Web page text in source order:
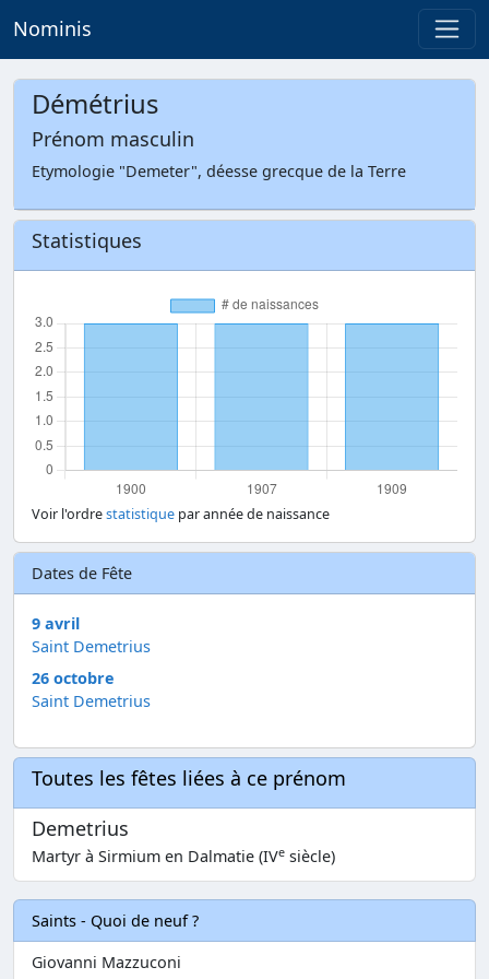
Nominis
Démétrius
Prénom masculin
Etymologie "Demeter", déesse grecque de la Terre
Statistiques
Voir l'ordrestatistique par année de naissance
Dates de Fête
9 avril
Saint Demetrius
26 octobre
Saint Demetrius
Toutes les fêtes liées à ce prénom
Demetrius
Martyr à Sirmium en Dalmatie (IVe siècle)
Saints - Quoi de neuf ?
Giovanni Mazzuconi